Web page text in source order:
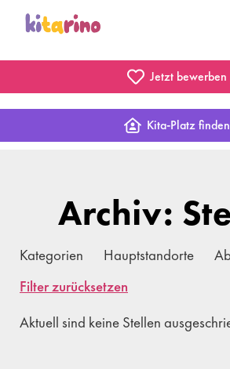
Jetzt bewerben
Kita-Platz finden
Archiv:
Kategorien Hauptstandorte
Filter zurücksetzen
Aktuell sind keine Stellen